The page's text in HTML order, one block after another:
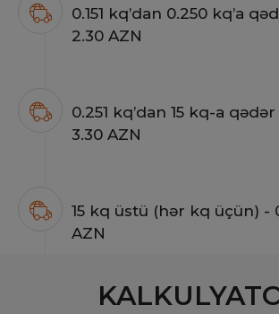
0.151 kq’dan 0.250 kq’a
2.30 AZN
0.251 kq’dan 15 kq-a qədər
3.30 AZN
15 kq üstü (hər kq üçün) -
AZN